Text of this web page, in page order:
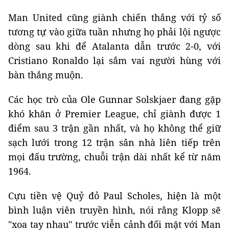
Man United cũng giành chiến thắng với tỷ số
tương tự vào giữa tuần nhưng họ phải lội ngược
dòng sau khi để Atalanta dẫn trước 2-0, với
Cristiano Ronaldo lại sắm vai người hùng với
bàn thắng muộn.
Các học trò của Ole Gunnar Solskjaer đang gặp
khó khăn ở Premier League, chỉ giành được 1
điểm sau 3 trận gần nhất, và họ không thể giữ
sạch lưới trong 12 trận sân nhà liên tiếp trên
mọi đấu trường, chuỗi trận dài nhất kể từ năm
1964.
Cựu tiền vệ Quỷ đỏ Paul Scholes, hiện là một
bình luận viên truyền hình, nói rằng Klopp sẽ
"xoa tay nhau" trước viễn cảnh đối mặt với Man